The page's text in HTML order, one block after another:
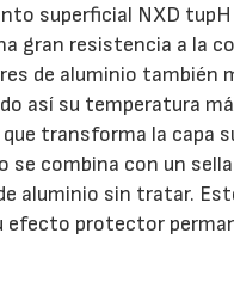
superficial NXD
gran resistencia a la
de aluminio también
así su temperatura
transforma la capa
se combina con un
aluminio sin tratar.
efecto protector